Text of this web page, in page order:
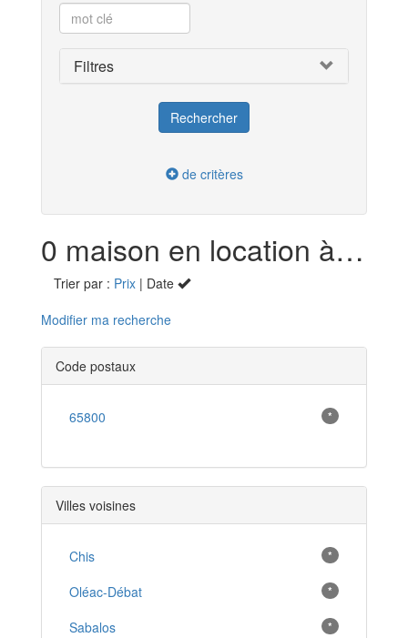
Filtres
de critères
0 maison en location à Orleix (65)
Trier par : Prix | Date
Modifier ma recherche
Code postaux
65800 *
Villes voisines
Chis *
Oléac-Débat *
Sabalos *